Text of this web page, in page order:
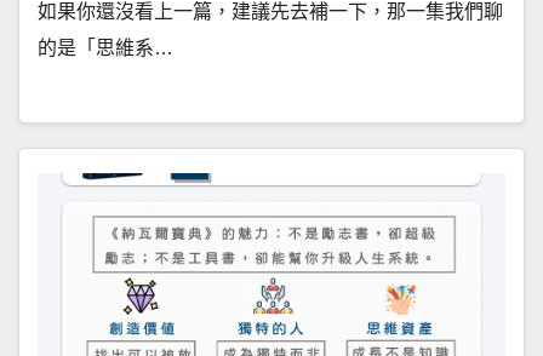
如果你還沒看上一篇，建議先去補一下，那一集我們聊
的是「思維系…